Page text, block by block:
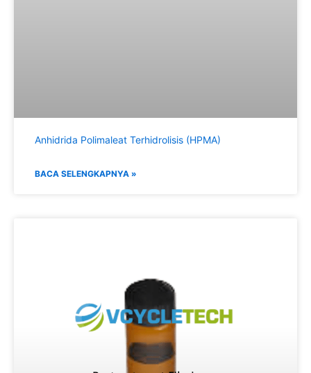
Anhidrida Polimaleat Terhidrolisis (HPMA)
BACA SELENGKAPNYA »